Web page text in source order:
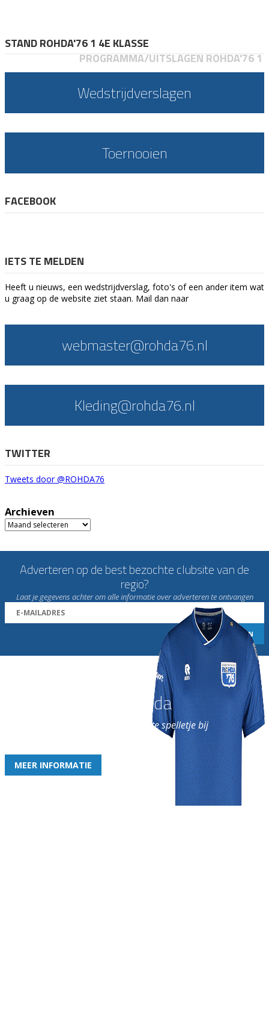
STAND ROHDA'76 1 4E KLASSE
PROGRAMMA/UITSLAGEN ROHDA'76 1
Wedstrijdverslagen
Toernooien
FACEBOOK
IETS TE MELDEN
Heeft u nieuws, een wedstrijdverslag, foto's of een ander item wat
u graag op de website ziet staan. Mail dan naar
webmaster@rohda76.nl
Kleding@rohda76.nl
TWITTER
Tweets door @ROHDA76
Archieven
Archieven
Adverteren op de best bezochte clubsite van de
regio?
Laat je gegevens achter om alle informatie over adverteren te ontvangen
Word nu lid van Rohda
en geniet iedere week van het leukste spelletje bij
MEER INFORMATIE